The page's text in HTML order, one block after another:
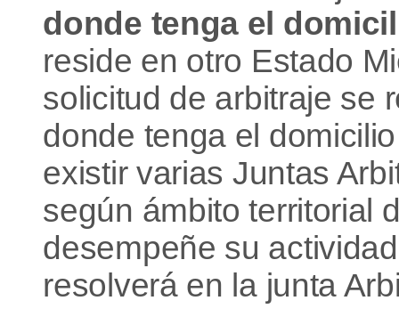
donde tenga el
reside en otro Estado
solicitud de arbitraje se
donde tenga el
existir varias Juntas
según ámbito territorial
desempeñe su
resolverá en la junta